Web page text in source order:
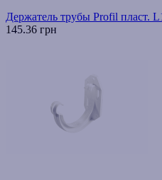
Держатель трубы Profil пласт.
145.36 грн